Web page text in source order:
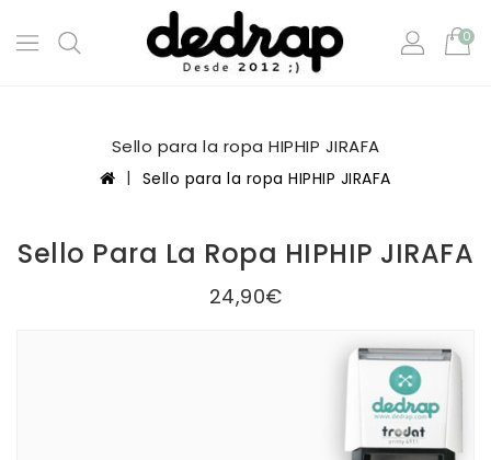
0
Sello para la ropa HIPHIP JIRAFA
Sello para la ropa HIPHIP JIRAFA
Sello Para La Ropa HIPHIP JIRAFA
24,90€